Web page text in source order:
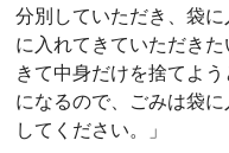
分別していただき、袋
に入れてきていただき
きて中身だけを捨てよ
になるので、ごみは袋
してください。」